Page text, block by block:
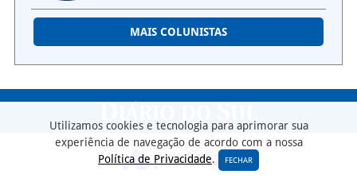
MAIS COLUNISTAS
Utilizamos cookies e tecnologia para aprimorar sua
experiência de navegação de acordo com a nossa
Política de Privacidade. FECHAR